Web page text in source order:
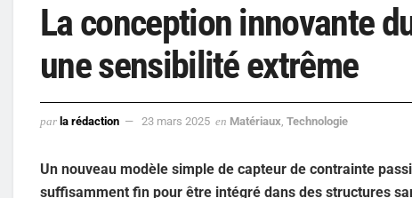
La conception innovante
une sensibilité extrême
par la rédaction 23 mars 2025 en Matériaux Technologie
Un nouveau modèle simple de capteur de contrainte
suffisamment fin pour être intégré dans des structures